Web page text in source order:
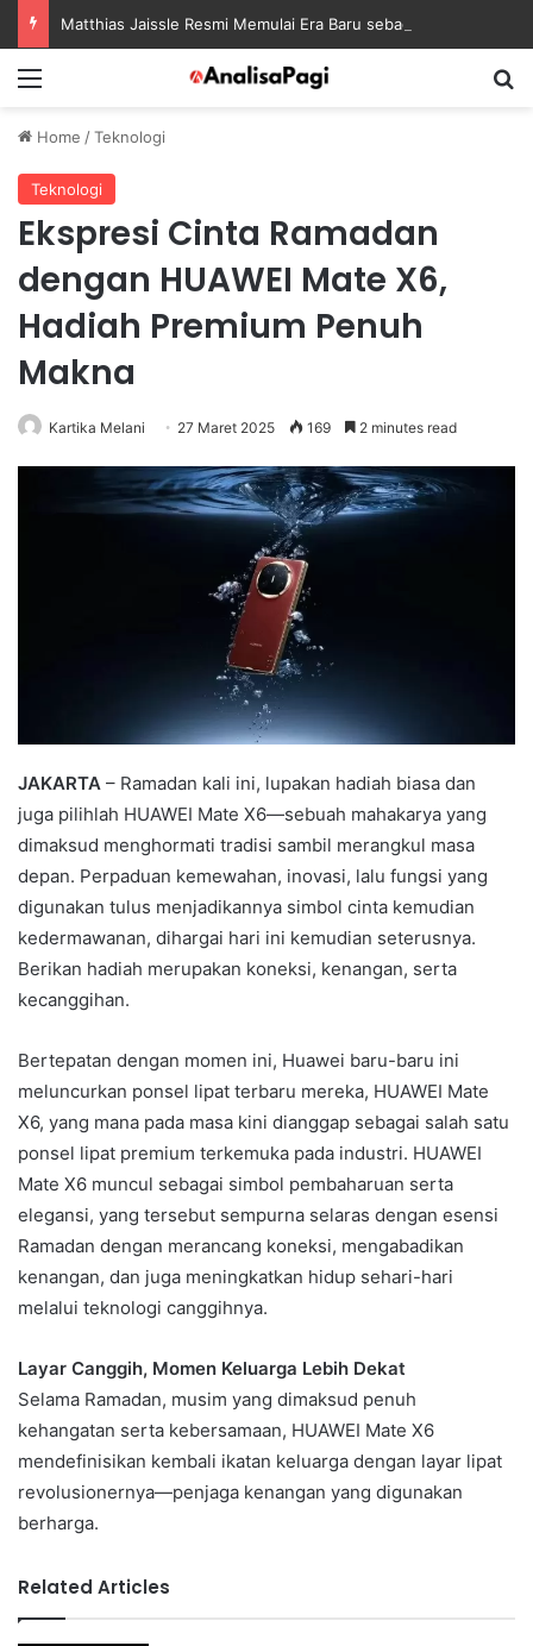
Home /Teknologi
Teknologi
Ekspresi Cinta Ramadan
dengan HUAWEI Mate X6,
Hadiah Premium Penuh
Makna
Kartika Melani 27 Maret 2025 169 2 minutes read
JAKARTA – Ramadan kali ini, lupakan hadiah biasa dan
juga pilihlah HUAWEI Mate X6—sebuah mahakarya yang
dimaksud menghormati tradisi sambil merangkul masa
depan. Perpaduan kemewahan, inovasi, lalu fungsi yang
digunakan tulus menjadikannya simbol cinta kemudian
kedermawanan, dihargai hari ini kemudian seterusnya.
Berikan hadiah merupakan koneksi, kenangan, serta
kecanggihan.
Bertepatan dengan momen ini, Huawei baru-baru ini
meluncurkan ponsel lipat terbaru mereka, HUAWEI Mate
X6, yang mana pada masa kini dianggap sebagai salah satu
ponsel lipat premium terkemuka pada industri. HUAWEI
Mate X6 muncul sebagai simbol pembaharuan serta
elegansi, yang tersebut sempurna selaras dengan esensi
Ramadan dengan merancang koneksi, mengabadikan
kenangan, dan juga meningkatkan hidup sehari-hari
melalui teknologi canggihnya.
Layar Canggih, Momen Keluarga Lebih Dekat
Selama Ramadan, musim yang dimaksud penuh
kehangatan serta kebersamaan, HUAWEI Mate X6
mendefinisikan kembali ikatan keluarga dengan layar lipat
revolusionernya—penjaga kenangan yang digunakan
berharga.
Related Articles